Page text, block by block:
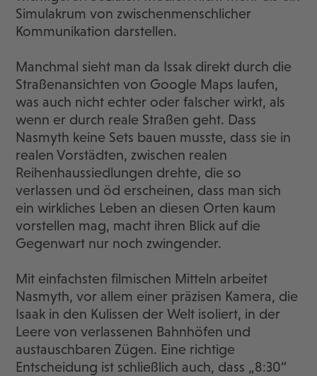
Simulakrum von zwischenmenschlicher
Kommunikation darstellen.
Manchmal sieht man da Issak direkt durch die
Straßenansichten von Google Maps laufen,
was auch nicht echter oder falscher wirkt, als
wenn er durch reale Straßen geht. Dass
Nasmyth keine Sets bauen musste, dass sie in
realen Vorstädten, zwischen realen
Reihenhaussiedlungen drehte, die so
verlassen und öd erscheinen, dass man sich
ein wirkliches Leben an diesen Orten kaum
vorstellen mag, macht ihren Blick auf die
Gegenwart nur noch zwingender.
Mit einfachsten filmischen Mitteln arbeitet
Nasmyth, vor allem einer präzisen Kamera, die
Isaak in den Kulissen der Welt isoliert, in der
Leere von verlassenen Bahnhöfen und
austauschbaren Zügen. Eine richtige
Entscheidung ist schließlich auch, dass „8:30“